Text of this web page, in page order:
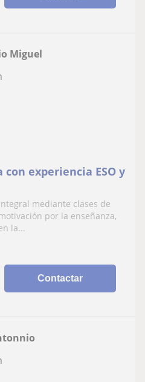
Miguel
experiencia ESO y
mediante clases de
por la enseñanza,
la...
Contactar